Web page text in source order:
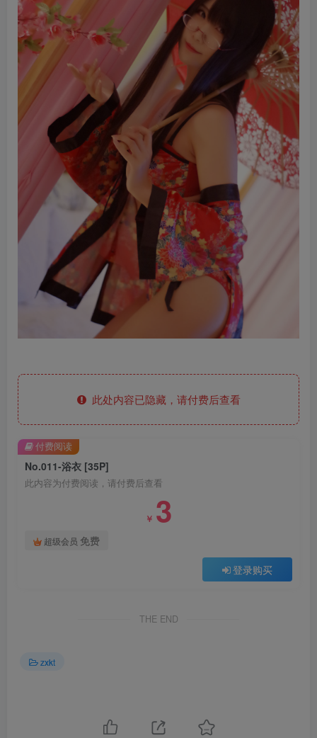
此处内容已隐藏，请付费后查看
No.011-浴衣 [35P]
此内容为付费阅读，请付费后查看
￥ 3
超级会员 免费
登录购买
付费阅读
THE END
zxkt